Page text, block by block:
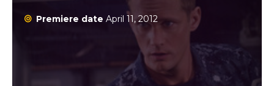
Premiere date April 11, 2012